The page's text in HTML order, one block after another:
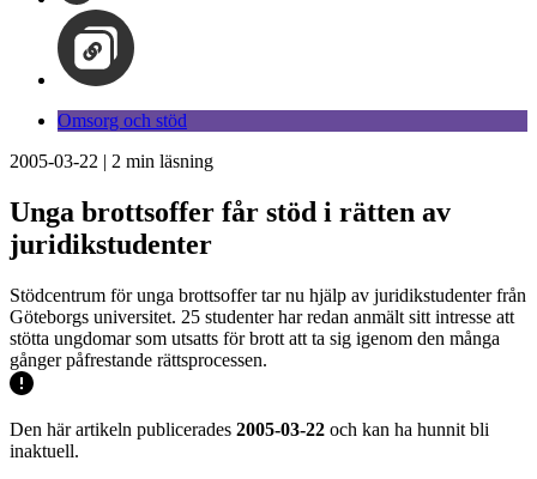
Omsorg och stöd
2005-03-22 | 2 min läsning
Unga brottsoffer får stöd i rätten av
juridikstudenter
Stödcentrum för unga brottsoffer tar nu hjälp av juridikstudenter från
Göteborgs universitet. 25 studenter har redan anmält sitt intresse att
stötta ungdomar som utsatts för brott att ta sig igenom den många
gånger påfrestande rättsprocessen.
Den här artikeln publicerades 2005-03-22 och kan ha hunnit bli
inaktuell.